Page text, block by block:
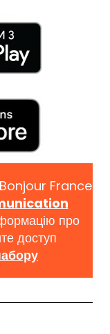
France
про
доступ